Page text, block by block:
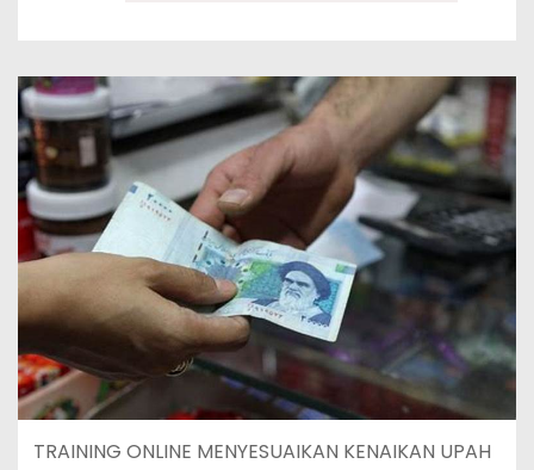
TRAINING ONLINE MENYESUAIKAN KENAIKAN UPAH